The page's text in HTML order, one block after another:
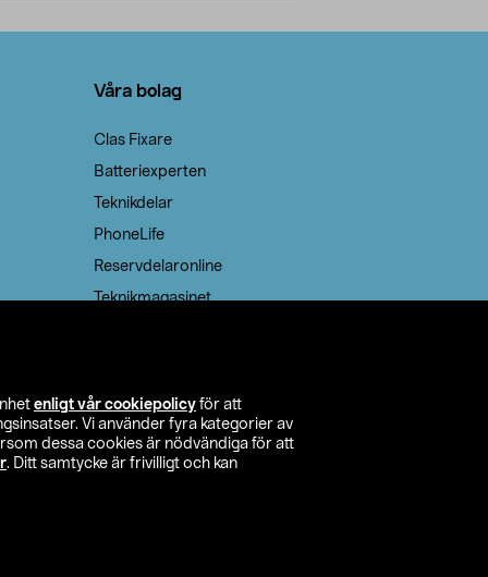
enligt vår cookiepolicy för att
Vi använder fyra kategorier av
dessa cookies är nödvändiga för att
. Ditt samtycke är frivilligt och kan
Våra bolag
Clas Fixare
Batteriexperten
Teknikdelar
PhoneLife
Reservdelaronline
Teknikmagasinet